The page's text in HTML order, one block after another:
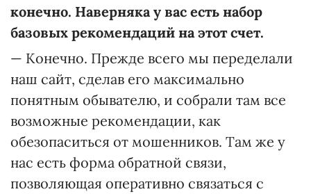
конечно. Наверняка у вас есть набор
базовых рекомендаций на этот счет.
— Конечно. Прежде всего мы переделали
наш сайт, сделав его максимально
понятным обывателю, и собрали там все
возможные рекомендации, как
обезопаситься от мошенников. Там же у
нас есть форма обратной связи,
позволяющая оперативно связаться с